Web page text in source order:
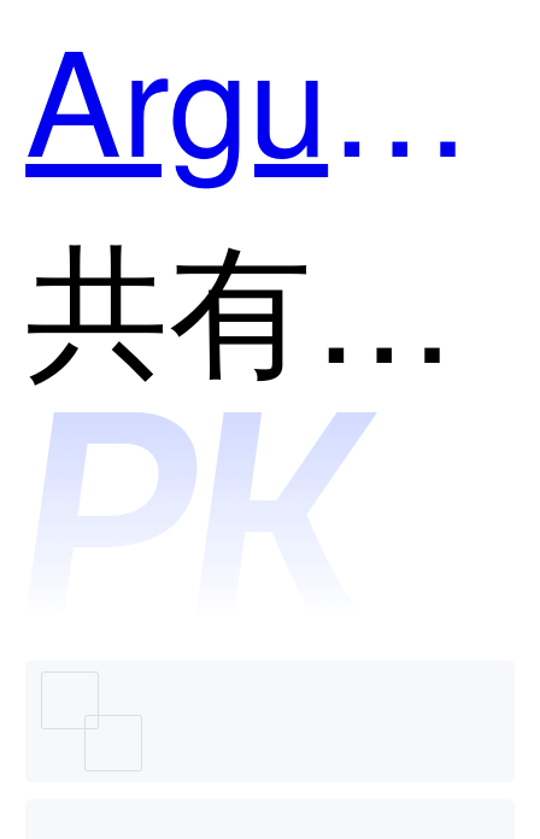
Argus
IT运维
自动化
监控系
共有分类：智能运维(AIOps)